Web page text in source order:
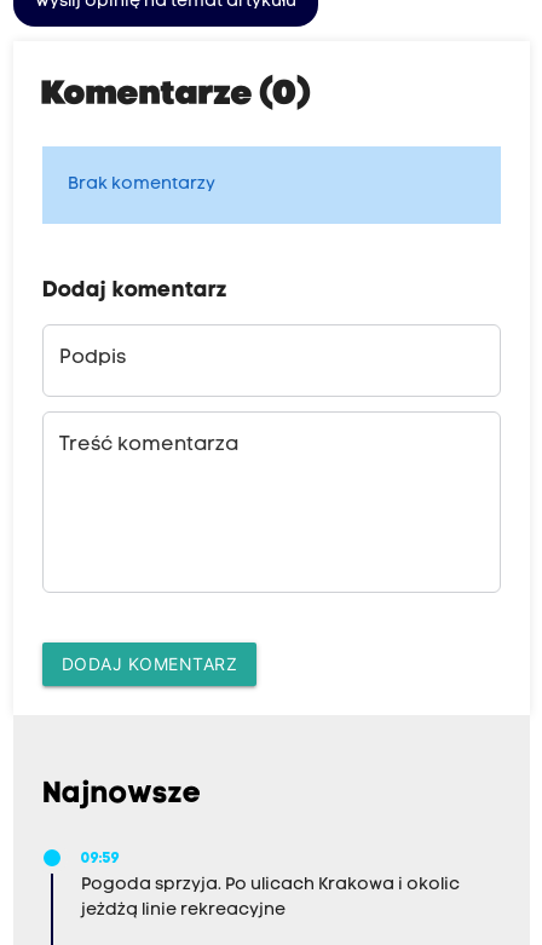
Komentarze (0)
Brak komentarzy
Dodaj komentarz
Podpis
Treść komentarza
DODAJ KOMENTARZ
Najnowsze
09:59
Pogoda sprzyja. Po ulicach Krakowa i okolic
jeżdżą linie rekreacyjne